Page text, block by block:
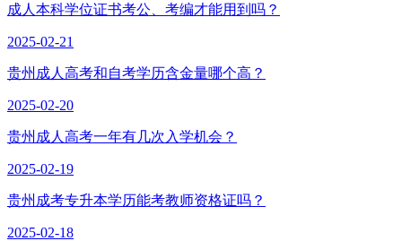
成人本科学位证书考公、考编才能用到吗？
2025-02-21
贵州成人高考和自考学历含金量哪个高？
2025-02-20
贵州成人高考一年有几次入学机会？
2025-02-19
贵州成考专升本学历能考教师资格证吗？
2025-02-18